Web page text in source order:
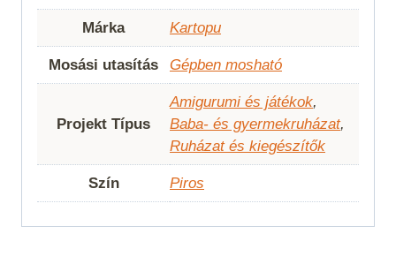
Márka Kartopu
Mosási utasítás Gépben mosható
Projekt Típus
Amigurumi és játékok,
Baba- és gyermekruházat,
Ruházat és kiegészítők
Szín Piros